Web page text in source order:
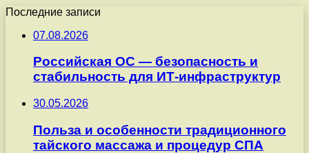
Последние записи
07.08.2026
Российская ОС — безопасность и
стабильность для ИТ-инфраструктур
30.05.2026
Польза и особенности традиционного
тайского массажа и процедур СПА